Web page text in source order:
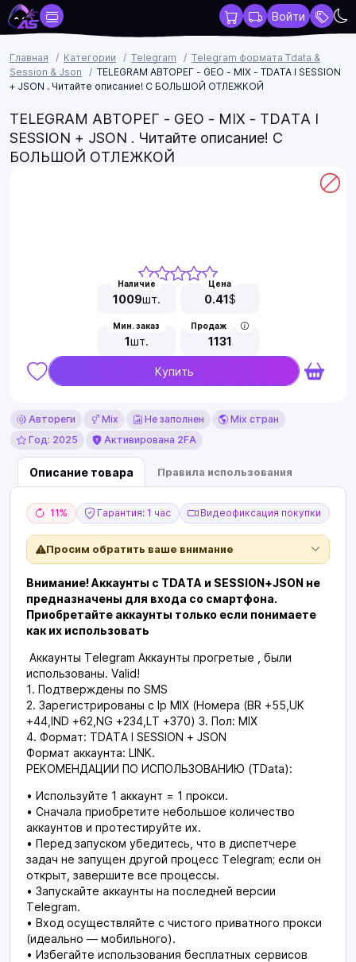
Войти
Главная Категории Telegram
Telegram формата Tdata &
Session & Json
TELEGRAM АВТОРЕГ - GEO - MIX - TDATA I SESSION
+ JSON . Читайте описание! С БОЛЬШОЙ ОТЛЕЖКОЙ
TELEGRAM АВТОРЕГ - GEO - MIX - TDATA I
SESSION + JSON . Читайте описание! С
БОЛЬШОЙ ОТЛЕЖКОЙ
Наличие
1009шт.
Цена
0.41$
Мин. заказ
1шт.
Продаж
1131
Купить
Автореги Mix Не заполнен
Mix стран
Год: 2025
Активирована 2FA
Описание товара Правила использования
11% Гарантия: 1 час Видеофиксация покупки
Просим обратить ваше внимание
Внимание! Аккаунты с TDATA и SESSION+JSON не
предназначены для входа со смартфона.
Приобретайте аккаунты только если понимаете
как их использовать
Аккаунты Telegram Аккаунты прогретые , были
использованы. Valid!
1. Подтверждены по SMS
2. Зарегистрированы с Ip MIX (Номера (BR +55,UK
+44,IND +62,NG +234,LT +370) 3. Пол: MIX
4. Формат: TDATA I SESSION + JSON
Формат аккаунта: LINK.
РЕКОМЕНДАЦИИ ПО ИСПОЛЬЗОВАНИЮ (TData):
• Используйте 1 аккаунт = 1 прокси.
• Сначала приобретите небольшое количество
аккаунтов и протестируйте их.
• Перед запуском убедитесь, что в диспетчере
задач не запущен другой процесс Telegram; если он
открыт, завершите все процессы.
• Запускайте аккаунты на последней версии
Telegram.
• Вход осуществляйте с чистого приватного прокси
(идеально — мобильного).
• Избегайте использования бесплатных сервисов